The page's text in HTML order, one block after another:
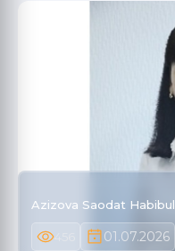
Azizova Saodat
01.07.2026